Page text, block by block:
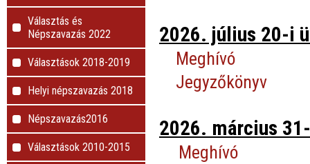
Választás és
Népszavazás 2022
Választások 2018-2019
Helyi népszavazás 2018
Népszavazás2016
Választások 2010-2015
2026. július 20-i
Meghívó
Jegyzőkönyv
2026. március
Meghívó